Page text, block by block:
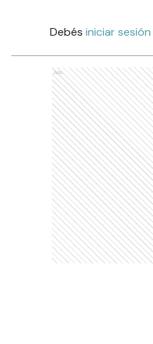
Debés iniciar sesión
Ads